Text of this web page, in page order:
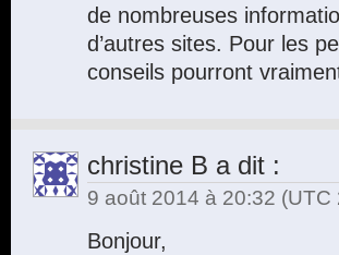
de nombreuses
d’autres sites. Pour les
conseils pourront
christine B a dit :
9 août 2014 à 20:32 (UTC
Bonjour,